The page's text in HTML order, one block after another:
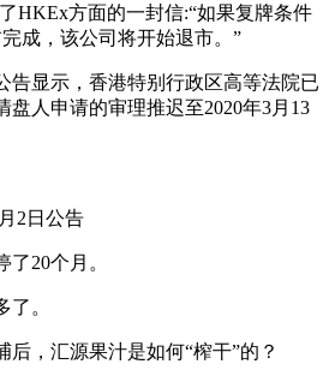
HKEx方面的一封信:“如果复牌条件
成，该公司将开始退市。”
告显示，香港特别行政区高等法院已
盘人申请的审理推迟至2020年3月13
2日公告
20个月。
。
，汇源果汁是如何“榨干”的？